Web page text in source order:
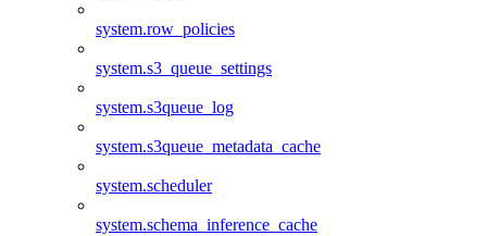
system.row_policies
system.s3_queue_settings
system.s3queue_log
system.s3queue_metadata_cache
system.scheduler
system.schema_inference_cache